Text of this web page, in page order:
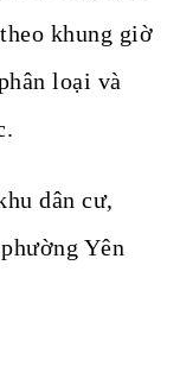
khung giờ
loại và
dân cư,
Yên